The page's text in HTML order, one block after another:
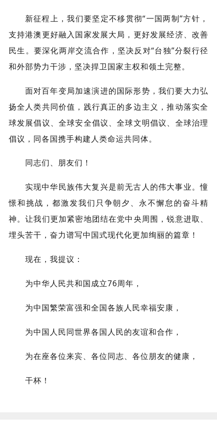
新征程上，我们要坚定不移贯彻“一国两制”方针，
支持港澳更好融入国家发展大局，更好发展经济、改善
民生。要深化两岸交流合作，坚决反对“台独”分裂行径
和外部势力干涉，坚决捍卫国家主权和领土完整。
面对百年变局加速演进的国际形势，我们要大力弘
扬全人类共同价值，践行真正的多边主义，推动落实全
球发展倡议、全球安全倡议、全球文明倡议、全球治理
倡议，同各国携手构建人类命运共同体。
同志们、朋友们！
实现中华民族伟大复兴是前无古人的伟大事业。憧
憬和挑战，都激发我们只争朝夕、永不懈怠的奋斗精
神。让我们更加紧密地团结在党中央周围，锐意进取、
埋头苦干，奋力谱写中国式现代化更加绚丽的篇章！
现在，我提议：
为中华人民共和国成立76周年，
为中国繁荣富强和全国各族人民幸福安康，
为中国人民同世界各国人民的友谊和合作，
为在座各位来宾、各位同志、各位朋友的健康，
干杯！